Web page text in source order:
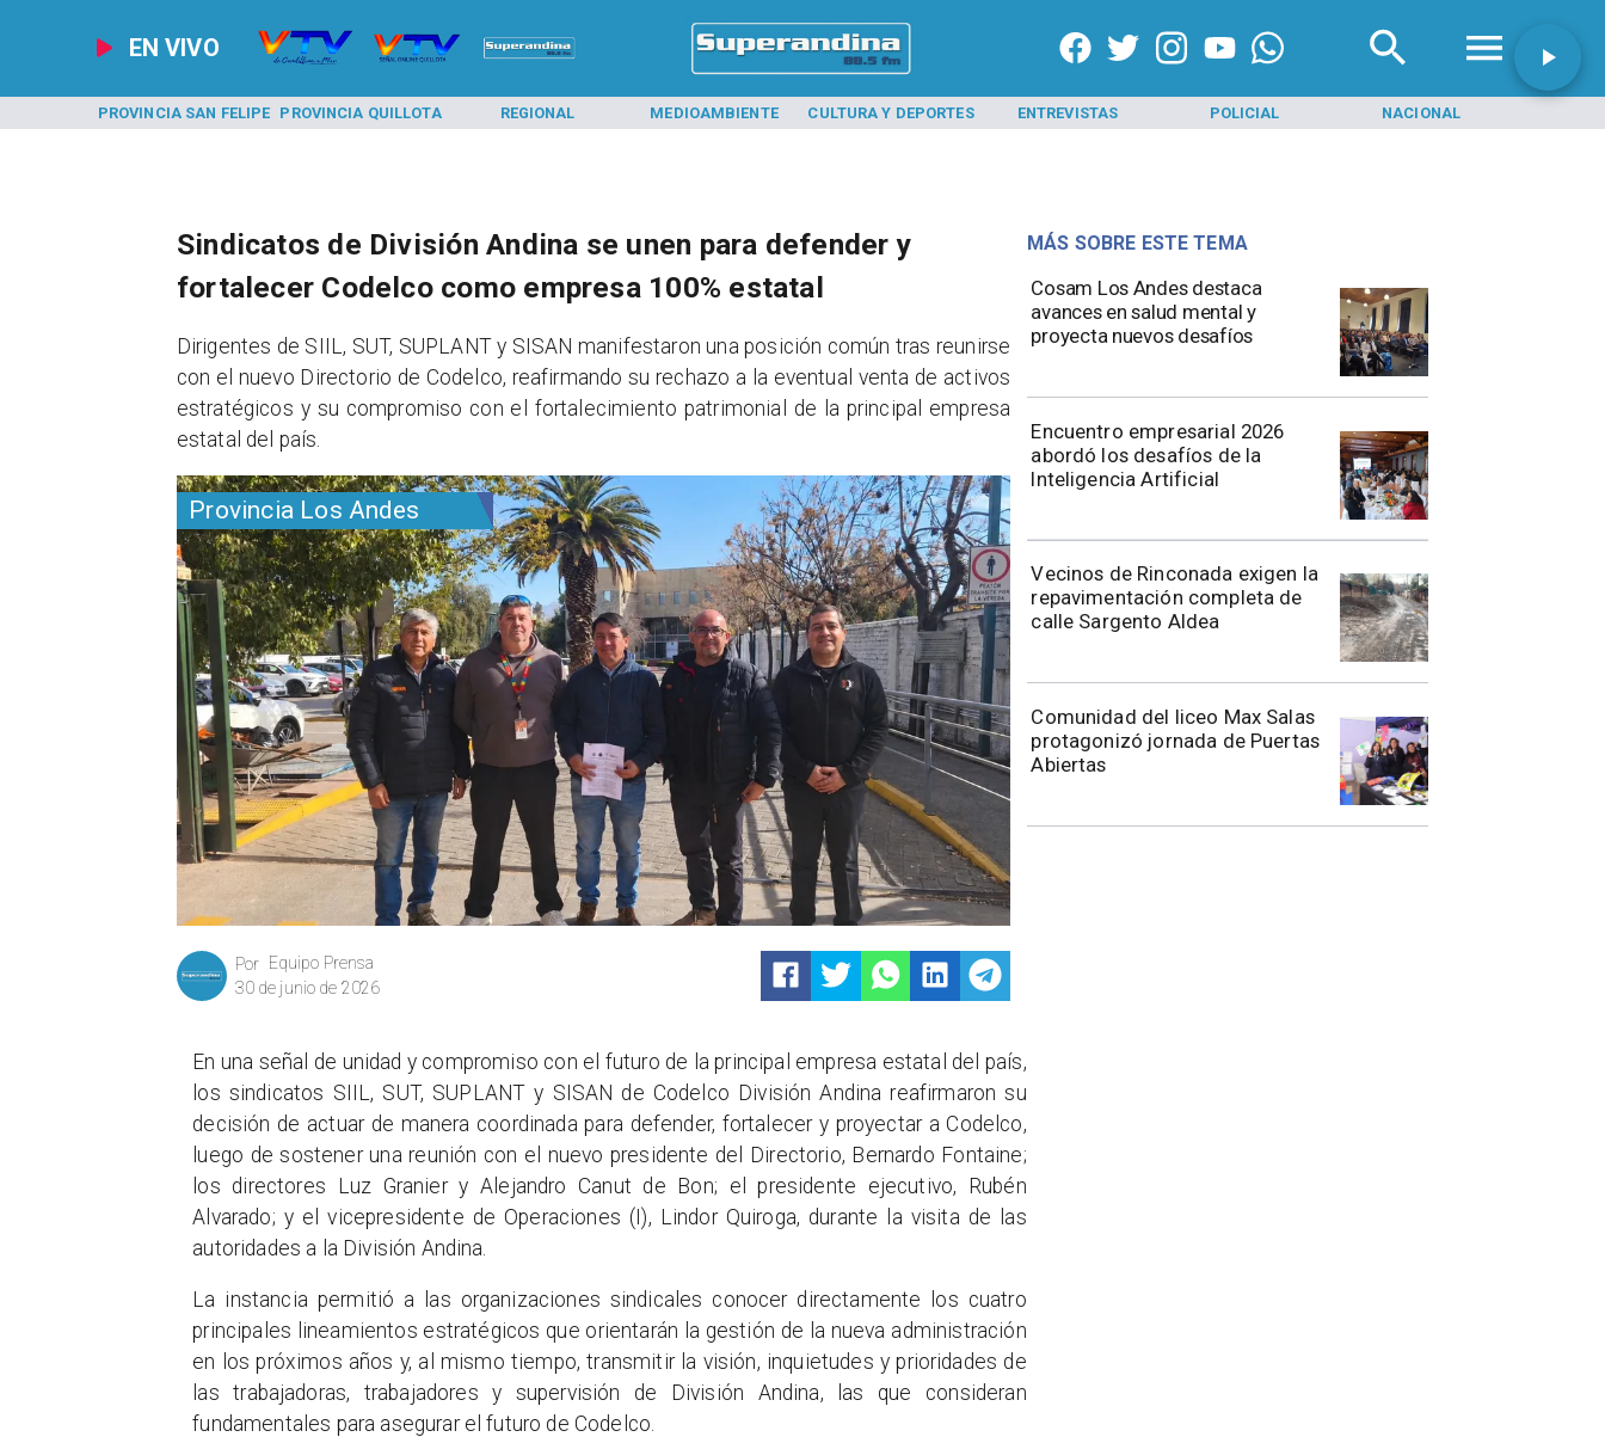
EN VIVO
PROVINCIA SAN FELIPE PROVINCIA QUILLOTA REGIONAL MEDIOAMBIENTE CULTURA Y DEPORTES ENTREVISTAS POLICIAL NACIONAL
Provincia Los Andes
Equipo Prensa
Por
30 de junio de 2026
Cosam Los Andes destaca
avances en salud mental y
proyecta nuevos desafíos
Encuentro empresarial 2026
abordó los desafíos de la
Inteligencia Artificial
Vecinos de Rinconada exigen la
repavimentación completa de
calle Sargento Aldea
Comunidad del liceo Max Salas
protagonizó jornada de Puertas
Abiertas
MÁS SOBRE ESTE TEMA
Sindicatos de División Andina se unen para defender y
fortalecer Codelco como empresa 100% estatal
​Dirigentes de SIIL, SUT, SUPLANT y SISAN manifestaron una posición común tras reunirse
con el nuevo Directorio de Codelco, reafirmando su rechazo a la eventual venta de activos
estratégicos y su compromiso con el fortalecimiento patrimonial de la principal empresa
estatal del país.
En una señal de unidad y compromiso con el futuro de la principal empresa estatal del país,
los sindicatos SIIL, SUT, SUPLANT y SISAN de Codelco División Andina reafirmaron su
decisión de actuar de manera coordinada para defender, fortalecer y proyectar a Codelco,
luego de sostener una reunión con el nuevo presidente del Directorio, Bernardo Fontaine;
los directores Luz Granier y Alejandro Canut de Bon; el presidente ejecutivo, Rubén
Alvarado; y el vicepresidente de Operaciones (I), Lindor Quiroga, durante la visita de las
autoridades a la División Andina.
La instancia permitió a las organizaciones sindicales conocer directamente los cuatro
principales lineamientos estratégicos que orientarán la gestión de la nueva administración
en los próximos años y, al mismo tiempo, transmitir la visión, inquietudes y prioridades de
las trabajadoras, trabajadores y supervisión de División Andina, las que consideran
fundamentales para asegurar el futuro de Codelco.